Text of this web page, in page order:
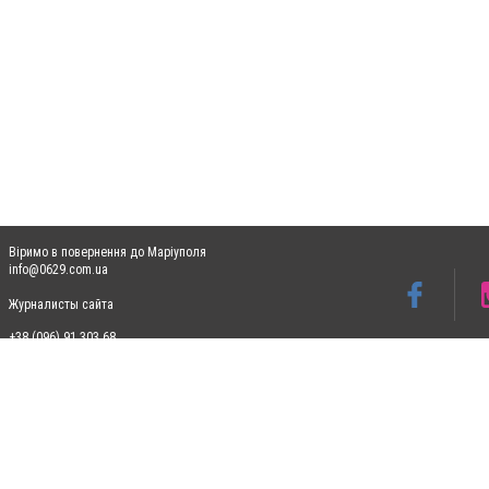
Віримо в повернення до Маріуполя
info@0629.com.ua
Журналисты сайта
+38 (096) 91 303 68